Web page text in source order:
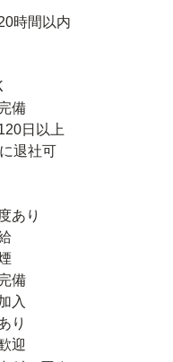
時間以内
備
日以上
退社可
あり
備
入
り
迎